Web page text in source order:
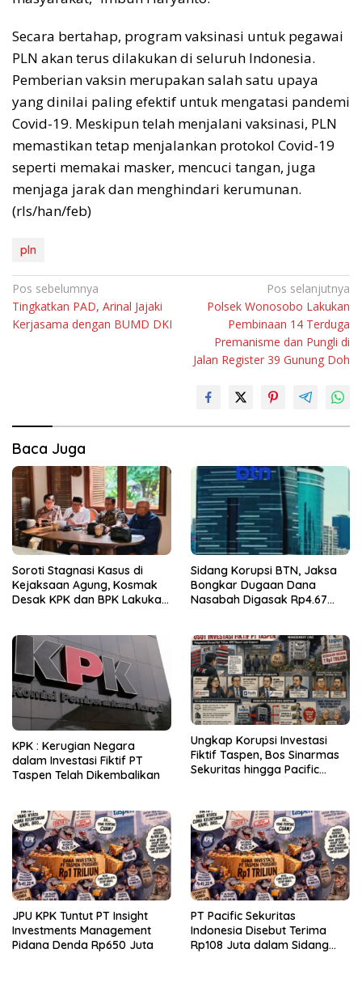
Secara bertahap, program vaksinasi untuk pegawai
PLN akan terus dilakukan di seluruh Indonesia.
Pemberian vaksin merupakan salah satu upaya
yang dinilai paling efektif untuk mengatasi pandemi
Covid-19. Meskipun telah menjalani vaksinasi, PLN
memastikan tetap menjalankan protokol Covid-19
seperti memakai masker, mencuci tangan, juga
menjaga jarak dan menghindari kerumunan.
(rls/han/feb)
pln
Navigasi
pos
Pos sebelumnya
Tingkatkan PAD, Arinal Jajaki
Kerjasama dengan BUMD DKI
Pos selanjutnya
Polsek Wonosobo Lakukan
Pembinaan 14 Terduga
Premanisme dan Pungli di
Jalan Register 39 Gunung Doh
Baca Juga
Soroti Stagnasi Kasus di
Kejaksaan Agung, Kosmak
Desak KPK dan BPK Lakukan
Sidang Korupsi BTN, Jaksa
Bongkar Dugaan Dana
Nasabah Digasak Rp4.67
KPK : Kerugian Negara
dalam Investasi Fiktif PT
Taspen Telah Dikembalikan
Ungkap Korupsi Investasi
Fiktif Taspen, Bos Sinarmas
Sekuritas hingga Pacific
JPU KPK Tuntut PT Insight
Investments Management
Pidana Denda Rp650 Juta
PT Pacific Sekuritas
Indonesia Disebut Terima
Rp108 Juta dalam Sidang